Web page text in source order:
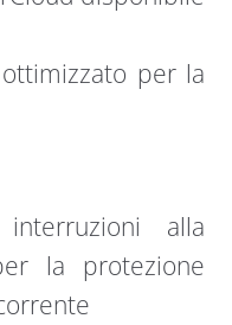
per la
alla
la protezione